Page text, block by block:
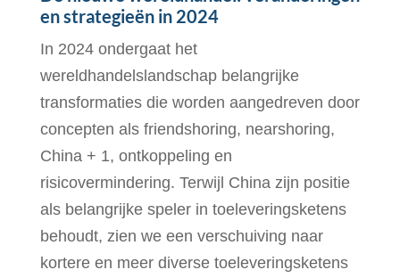
en strategieën in 2024
In 2024 ondergaat het
wereldhandelslandschap belangrijke
transformaties die worden aangedreven door
concepten als friendshoring, nearshoring,
China + 1, ontkoppeling en
risicovermindering. Terwijl China zijn positie
als belangrijke speler in toeleveringsketens
behoudt, zien we een verschuiving naar
kortere en meer diverse toeleveringsketens